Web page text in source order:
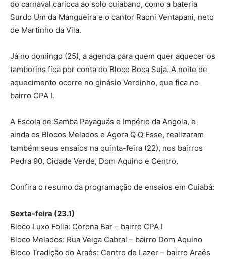
do carnaval carioca ao solo cuiabano, como a bateria
Surdo Um da Mangueira e o cantor Raoni Ventapani, neto
de Martinho da Vila.
Já no domingo (25), a agenda para quem quer aquecer os
tamborins fica por conta do Bloco Boca Suja. A noite de
aquecimento ocorre no ginásio Verdinho, que fica no
bairro CPA I.
A Escola de Samba Payaguás e Império da Angola, e
ainda os Blocos Melados e Agora Q Q Esse, realizaram
também seus ensaios na quinta-feira (22), nos bairros
Pedra 90, Cidade Verde, Dom Aquino e Centro.
Confira o resumo da programação de ensaios em Cuiabá:
Sexta-feira (23.1)
Bloco Luxo Folia: Corona Bar – bairro CPA I
Bloco Melados: Rua Veiga Cabral – bairro Dom Aquino
Bloco Tradição do Araés: Centro de Lazer – bairro Araés